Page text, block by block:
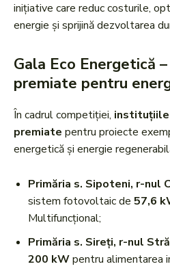
inițiative care reduc costurile,
energie și sprijină dezvoltarea
Gala Eco Energetică
premiate pentru
În cadrul competiției,
premiate pentru proiecte
energetică și energie
Primăria s. Sipoteni, r-nul
sistem fotovoltaic de 57,6
Multifuncțional;
Primăria s. Sireți, r-nul
200 kWpentru alimentarea